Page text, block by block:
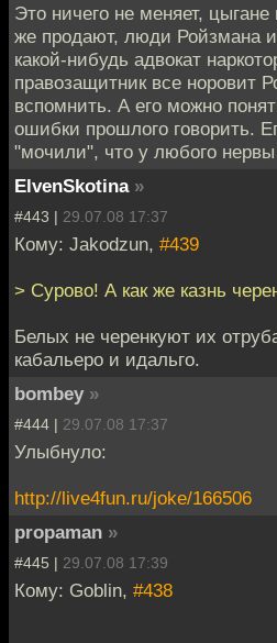
Это ничего не меняет,
же продают, люди Ройзмана
какой-нибудь адвокат
правозащитник все норовит
вспомнить. А его можно
ошибки прошлого говорить.
"мочили", что у любого нервы
ElvenSkotina »
#443 | 29.07.08 17:37
Кому: Jakodzun, #439
> Сурово! А как же казнь
Белых не черенкуют их
кабальеро и идальго.
bombey »
#444 | 29.07.08 17:37
Улыбнуло:
http://live4fun.ru/joke/166506
propaman »
#445 | 29.07.08 17:39
Кому: Goblin, #438